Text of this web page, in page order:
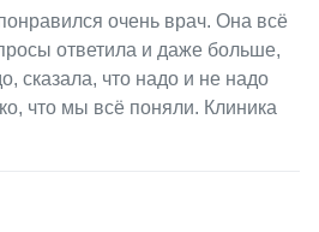
очень врач. Она всё
ответила и даже больше,
сказала, что надо и не надо
что мы всё поняли. Клиника